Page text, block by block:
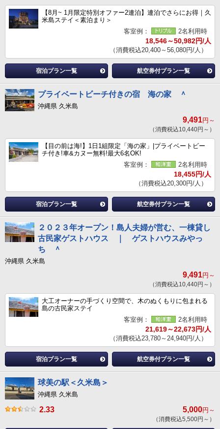
【8月~ 1月限定特別オファー2連泊】連泊でさらにお得｜久
米島ステイ＜素泊まり＞
客室例：
2名利用時
18,546～50,982円/人
（消費税込20,400～56,080円/人）
宿泊プラン一覧 航空券付プラン一覧
プライベートビーチ付きの宿 海の家 ＾
沖縄県 久米島
9,491円～
（消費税込10,440円～）
【目の前は海!】1日1組限定「海の家」|プライベートビー
チ付き!車&カヌー無料!最大6名OK!
客室例：
2名利用時
18,455円/人
（消費税込20,300円/人）
宿泊プラン一覧 航空券付プラン一覧
２０２３年オープン！島人夫婦が営む、一棟貸し
古民家ゲストハウス ｜ ゲストハウスみやっ
ち ＾
沖縄県 久米島
9,491円～
（消費税込10,440円～）
大工オーナーの手づくり空間で、木のぬくもりに包まれる
島の古民家ステイ
客室例：
2名利用時
21,619～22,673円/人
（消費税込23,780～24,940円/人）
宿泊プラン一覧 航空券付プラン一覧
球美の駅＜久米島＞
沖縄県 久米島
2.33 5,000円～
（消費税込5,500円～）